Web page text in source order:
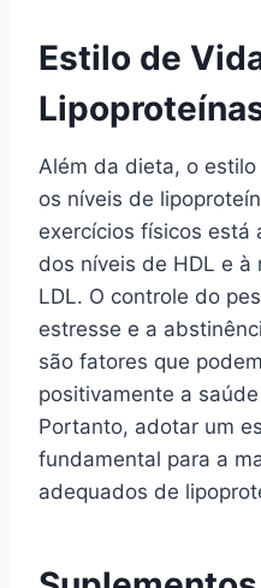
Estilo de
Além da dieta, o
os níveis de
exercícios físicos está
dos níveis de HDL e
LDL. O controle do
estresse e a
são fatores que
positivamente a
Portanto, adotar um
fundamental para a
adequados de